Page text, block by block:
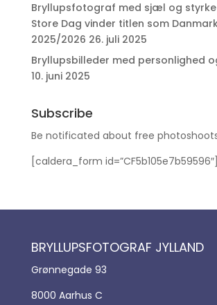
Bryllupsfotograf med sjæl og styrke
Store Dag vinder titlen som
2025/2026 26. juli 2025
Bryllupsbilleder med personlighed
10. juni 2025
Subscribe
Be notificated about free
[caldera_form id=”CF5b105e7b59596″]
BRYLLUPSFOTOGRAF JYLLAND
Grønnegade 93
8000 Aarhus C